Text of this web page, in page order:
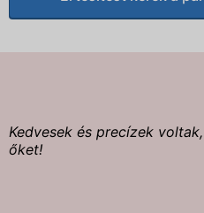
Kedvesek és precízek
őket!